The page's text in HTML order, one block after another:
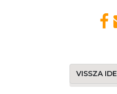
VISSZA